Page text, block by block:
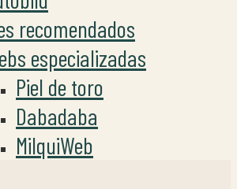
recomendados
especializadas
Piel de toro
Dabadaba
MilquiWeb